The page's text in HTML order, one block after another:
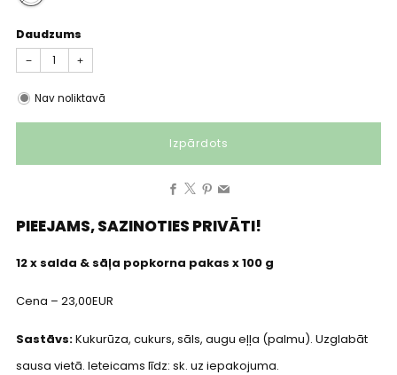
Daudzums
− +
Nav noliktavā
Izpārdots
Facebook
PIEEJAMS, SAZINOTIES PRIVĀTI!
12 x salda & sāļa popkorna pakas x 100 g
Cena – 23,00EUR
Sastāvs:Kukurūza, cukurs, sāls, augu eļļa (palmu). Uzglabāt
sausa vietā. Ieteicams līdz: sk. uz iepakojuma.